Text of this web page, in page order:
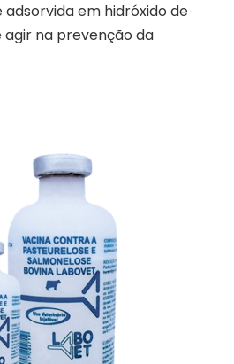
adsorvida em hidróxido de
agir na prevenção da